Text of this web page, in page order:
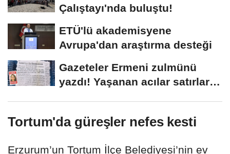
Çalıştayı'nda buluştu!
ETÜ'lü akademisyene
Avrupa'dan araştırma desteği
Gazeteler Ermeni zulmünü
yazdı! Yaşanan acılar satırlara
Tortum'da güreşler nefes kesti
Erzurum’un Tortum İlçe Belediyesi’nin ev